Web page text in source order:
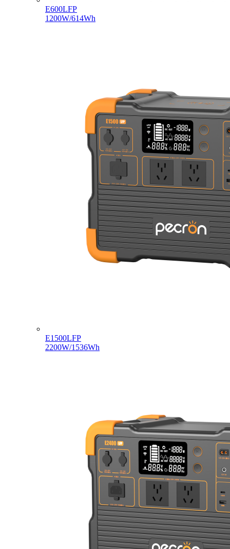
E600LFP
1200W/614Wh
E1500LFP
2200W/1536Wh